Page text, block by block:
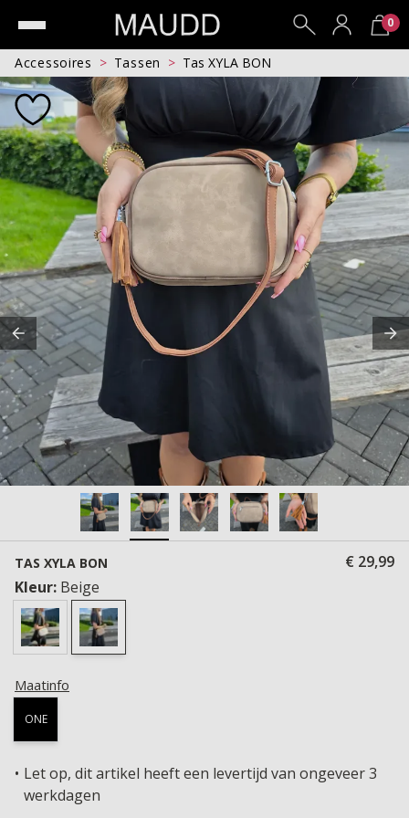
0
Accessoires Tassen Tas XYLA BON
TAS XYLA BON
€ 29,99
Kleur: Beige
Maatinfo
ONE
Let op, dit artikel heeft een levertijd van ongeveer 3
werkdagen